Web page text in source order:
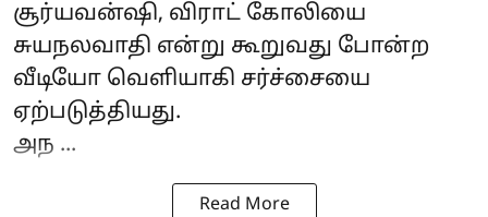
சூர்யவன்ஷி, விராட் கோலியை
சுயநலவாதி என்று கூறுவது போன்ற
வீடியோ வெளியாகி சர்ச்சையை
ஏற்படுத்தியது.
அந ...
Read More